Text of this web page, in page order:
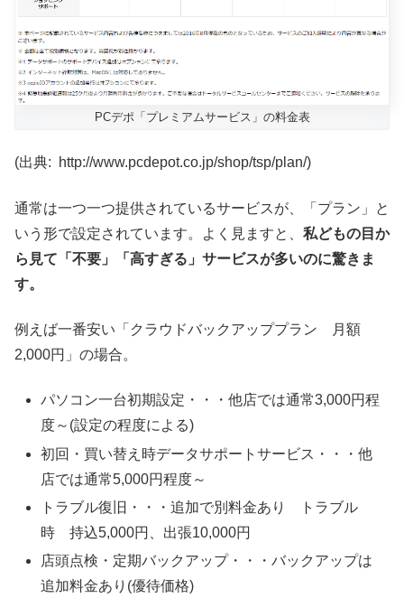
PCデポ「プレミアムサービス」の料金表
(出典: http://www.pcdepot.co.jp/shop/tsp/plan/)
通常は一つ一つ提供されているサービスが、「プラン」と
いう形で設定されています。よく見ますと、 私どもの目か
ら見て「不要」「高すぎる」サービスが多いのに驚きま
す。
例えば一番安い「クラウドバックアッププラン 月額
2,000円」の場合。
パソコン一台初期設定・・・他店では通常3,000円程
度～(設定の程度による)
初回・買い替え時データサポートサービス・・・他
店では通常5,000円程度～
トラブル復旧・・・追加で別料金あり トラブル
時 持込5,000円、出張10,000円
店頭点検・定期バックアップ・・・バックアップは
追加料金あり(優待価格)